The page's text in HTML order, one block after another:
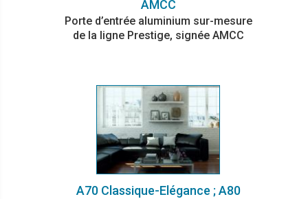
AMCC
Porte d’entrée aluminium sur-mesure
de la ligne Prestige, signée AMCC
A70 Classique-Elégance ; A80